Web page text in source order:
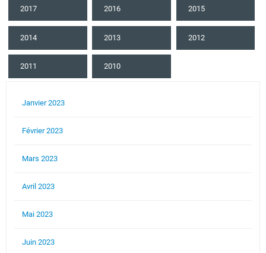
2017 2016 2015
2014 2013 2012
2011 2010
Janvier 2023
Février 2023
Mars 2023
Avril 2023
Mai 2023
Juin 2023